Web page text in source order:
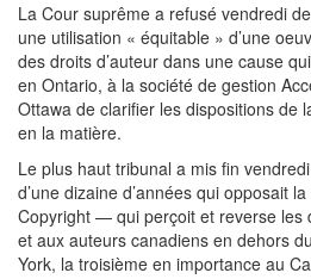
La Cour suprême a refusé vendredi
une utilisation « équitable » d’une
des droits d’auteur dans une cause
en Ontario, à la société de gestion
Ottawa de clarifier les dispositions de
en la matière.
Le plus haut tribunal a mis fin
d’une dizaine d’années qui opposait
Copyright — qui perçoit et reverse les
et aux auteurs canadiens en dehors
York, la troisième en importance au